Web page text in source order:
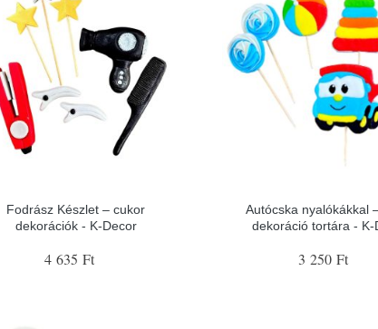
Fodrász Készlet – cukor
dekorációk - K-Decor
4 635 Ft
Autócska nyalókákkal
dekoráció tortára - K-
3 250 Ft